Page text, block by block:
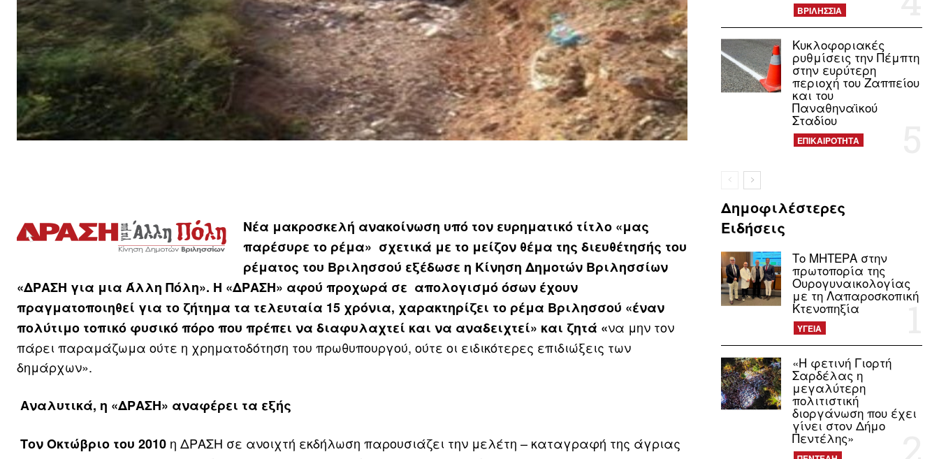
Νέα μακροσκελή ανακοίνωση υπό τον ευρηματικό τίτλο «μας
παρέσυρε το ρέμα» σχετικά με το μείζον θέμα της διευθέτησής του
ρέματος του Βριλησσού εξέδωσε η Κίνηση Δημοτών Βριλησσίων
«ΔΡΑΣΗ για μια Άλλη Πόλη». Η «ΔΡΑΣΗ» αφού προχωρά σε απολογισμό όσων έχουν
πραγματοποιηθεί για το ζήτημα τα τελευταία 15 χρόνια, χαρακτηρίζει το ρέμα Βριλησσού «έναν
πολύτιμο τοπικό φυσικό πόρο που πρέπει να διαφυλαχτεί και να αναδειχτεί» και ζητά «να μην τον
πάρει παραμάζωμα ούτε η χρηματοδότηση του πρωθυπουργού, ούτε οι ειδικότερες επιδιώξεις των
δημάρχων».
Αναλυτικά, η «ΔΡΑΣΗ» αναφέρει τα εξής
Τον Οκτώβριο του 2010 η ΔΡΑΣΗ σε ανοιχτή εκδήλωση παρουσιάζει την μελέτη – καταγραφή της άγριας
ΒΡΙΛΗΣΣΙΑ
Κυκλοφοριακές
ρυθμίσεις την Πέμπτη
στην ευρύτερη
περιοχή του Ζαππείου
και του
Παναθηναϊκού
Σταδίου
ΕΠΙΚΑΙΡΟΤΗΤΑ
Δημοφιλέστερες
Ειδήσεις
Το ΜΗΤΕΡΑ στην
πρωτοπορία της
Ουρογυναικολογίας
με τη Λαπαροσκοπική
Κτενοπηξία
ΥΓΕΙΑ
«Η φετινή Γιορτή
Σαρδέλας η
μεγαλύτερη
πολιτιστική
διοργάνωση που έχει
γίνει στον Δήμο
Πεντέλης»